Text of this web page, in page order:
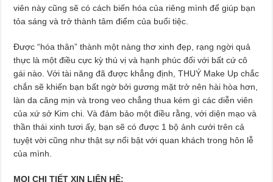
viên này cũng sẽ có cách biến hóa của riêng mình để giúp bạn
tỏa sáng và trở thành tâm điểm của buổi tiệc.
Được “hóa thân” thành một nàng thơ xinh đẹp, rạng ngời quả
thực là một điều cực kỳ thú vị và hạnh phúc đối với bất cứ cô
gái nào. Với tài năng đã được khẳng định, THUÝ Make Up chắc
chắn sẽ khiến bạn bất ngờ bởi gương mặt trở nên hài hòa hơn,
làn da căng mịn và trong veo chẳng thua kém gì các diễn viên
của xứ sở Kim chi. Và đảm bảo một điều rằng, với diện mạo và
thần thái xinh tươi ấy, bạn sẽ có được 1 bộ ảnh cưới trên cả
tuyệt vời cũng như thật sự nổi bật với quan khách trong hôn lễ
của mình.
MỌI CHI TIẾT XIN LIÊN HỆ: